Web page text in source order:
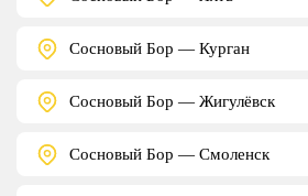
Сосновый Бор — Курган
Сосновый Бор — Жигулёвск
Сосновый Бор — Смоленск